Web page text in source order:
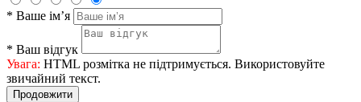
* Ваше ім’я
* Ваш відгук
Увага: HTML розмітка не підтримується. Використовуйте
звичайний текст.
Продовжити